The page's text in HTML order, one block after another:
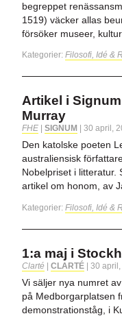
begreppet
1519) väcker allas
försöker museer,
Kategorier: Filosofi, Idé &
Artikel i
Murray
FHE SIGNUM 30 april,
Den katolske poeten
australiensisk
Nobelpriset i litteratur.
artikel om honom, av
Kategorier: Filosofi, Idé &
1:a maj i
Clarté | CLARTÉ | 30
Vi säljer nya numret
på Medborgarplatsen
demonstrationståg, i